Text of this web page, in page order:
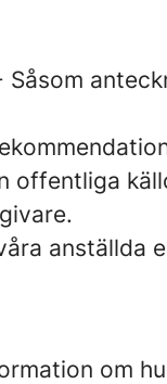
Såsom
offentliga
anställda
om